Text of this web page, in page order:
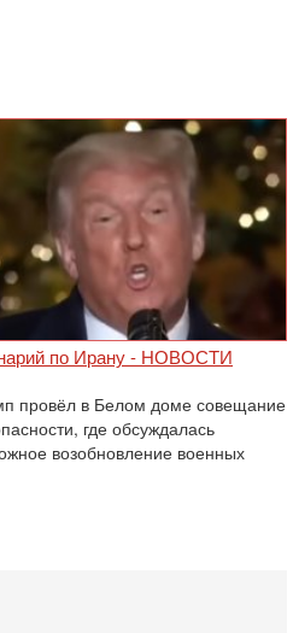
по Ирану - НОВОСТИ
провёл в Белом доме совещание
где обсуждалась
возобновление военных